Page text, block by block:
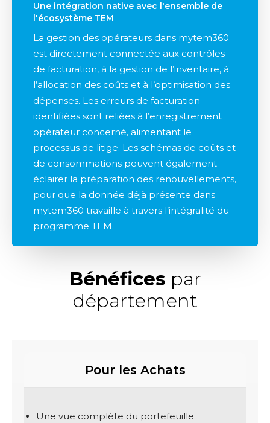
Une intégration native avec l'ensemble de
l'écosystème TEM
La gestion des opérateurs dans mytem360
est directement connectée aux contrôles
de facturation, à la gestion de l’inventaire, à
l’allocation des coûts et à l’optimisation des
dépenses. Les erreurs de facturation
identifiées sont reliées à l’enregistrement
opérateur concerné, alimentant le
processus de litige. Les schémas de coûts et
de consommations peuvent également
éclairer la préparation des renouvellements,
pour que la donnée déjà présente dans
mytem360 travaille à travers l’intégralité du
programme TEM.
Bénéfices par
département
Pour les Achats
Une vue complète du portefeuille